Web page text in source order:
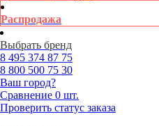
Распродажа
Выбрать бренд
8 495 374 87 75
8 800 500 75 30
Ваш город?
Сравнение 0 шт.
Проверить статус заказа